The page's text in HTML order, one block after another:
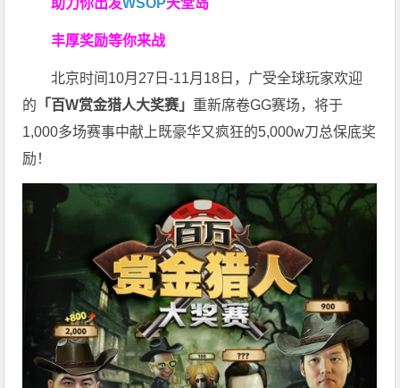
助力你出发WSOP天堂岛
丰厚奖励等你来战
北京时间10月27日-11月18日，广受全球玩家欢迎
的 「百W赏金猎人大奖赛」 重新席卷GG赛场，将于
1,000多场赛事中献上既豪华又疯狂的5,000w刀总保底奖
励！